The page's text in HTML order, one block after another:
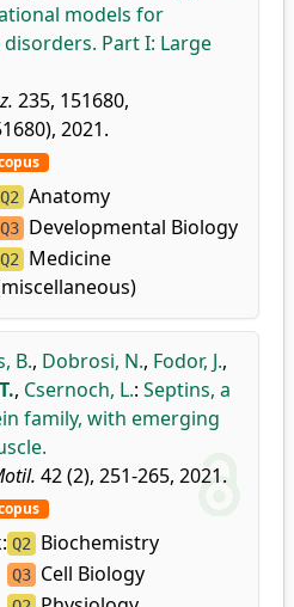
models for
Part I: Large
235, 151680,
2021.
Q2 Anatomy
Q3 Developmental Biology
Q2
Medicine
B., Dobrosi, N., Fodor, J.,
, Csernoch, L.: Septins, a
family, with emerging
42 (2), 251-265, 2021.
Q2 Biochemistry
Q3 Cell Biology